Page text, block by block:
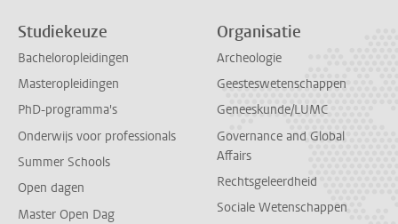
Studiekeuze
Bacheloropleidingen
Masteropleidingen
PhD-programma's
Onderwijs voor professionals
Summer Schools
Open dagen
Master Open Dag
Organisatie
Archeologie
Geesteswetenschappen
Geneeskunde/LUMC
Governance and Global
Affairs
Rechtsgeleerdheid
Sociale Wetenschappen